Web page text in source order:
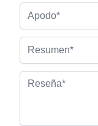
Reseña